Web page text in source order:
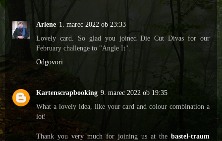
Arlene 1. marec 2022 ob 23:33
Lovely card. So glad you joined Die Cut Divas for our
February challenge to "Angle It".
Odgovori
Kartenscrapbooking 9. marec 2022 ob 19:35
What a lovely idea, like your card and colour combination a
lot!
Thank you very much for joining us at the bastel-traum